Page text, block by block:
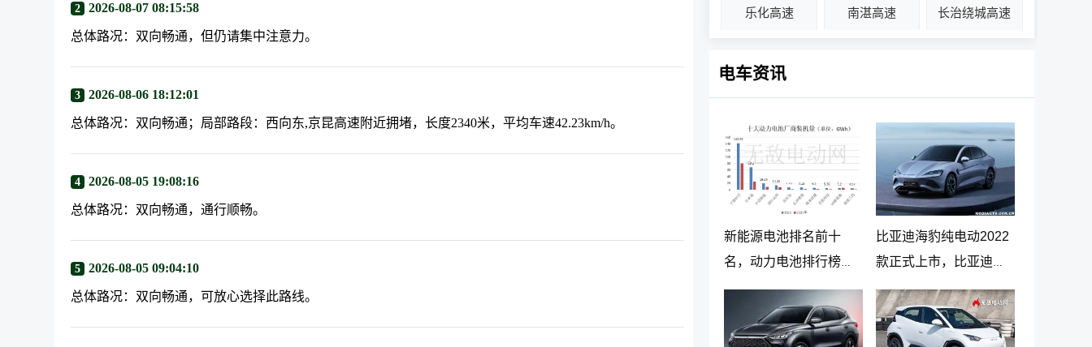
2 2026-08-07 08:15:58
总体路况：双向畅通，但仍请集中注意力。
3 2026-08-06 18:12:01
总体路况：双向畅通；局部路段：西向东,京昆高速附近拥堵，长度2340米，平均车速42.23km/h。
4 2026-08-05 19:08:16
总体路况：双向畅通，通行顺畅。
5 2026-08-05 09:04:10
总体路况：双向畅通，可放心选择此路线。
乐化高速 南湛高速 长治绕城高速
电车资讯
新能源电池排名前十
名，动力电池排行榜前
十名
比亚迪海豹纯电动2022
款正式上市，比亚迪海
豹纯电动报价20.98万起